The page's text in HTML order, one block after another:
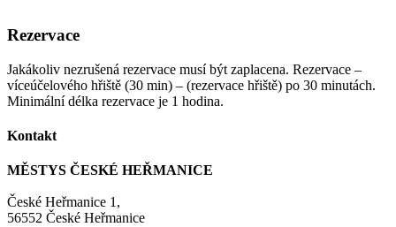
Rezervace
Jakákoliv nezrušená rezervace musí být zaplacena. Rezervace –
víceúčelového hřiště (30 min) – (rezervace hřiště) po 30 minutách.
Minimální délka rezervace je 1 hodina.
Kontakt
MĚSTYS ČESKÉ HEŘMANICE
České Heřmanice 1,
56552 České Heřmanice